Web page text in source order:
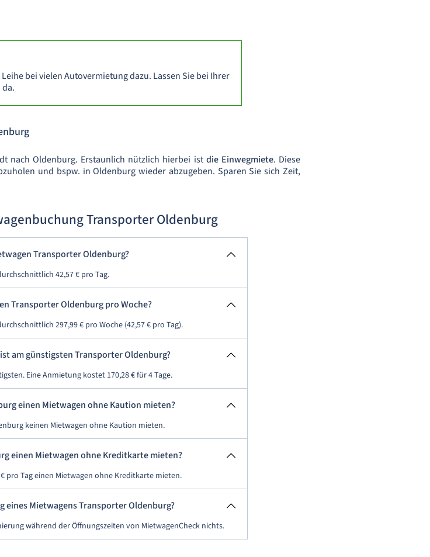
bei vielen Autovermietung dazu. Lassen Sie bei Ihrer
nach Oldenburg. Erstaunlich nützlich hierbei ist die Einwegmiete. Diese
und bspw. in Oldenburg wieder abzugeben. Sparen Sie sich Zeit,
Transporter Oldenburg
Transporter Oldenburg?
42,57 € pro Tag.
Transporter Oldenburg pro Woche?
297,99 € pro Woche (42,57 € pro Tag).
am günstigsten Transporter Oldenburg?
Eine Anmietung kostet 170,28 € für 4 Tage.
einen Mietwagen ohne Kaution mieten?
keinen Mietwagen ohne Kaution mieten.
einen Mietwagen ohne Kreditkarte mieten?
pro Tag einen Mietwagen ohne Kreditkarte mieten.
eines Mietwagens Transporter Oldenburg?
während der Öffnungszeiten von MietwagenCheck nichts.